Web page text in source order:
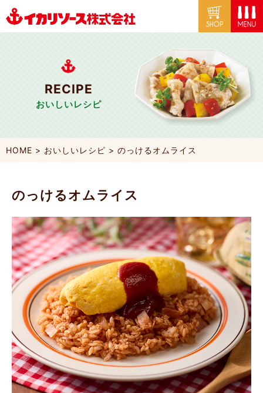
RECIPE
おいしいレシピ
HOME > おいしいレシピ > のっけるオムライス
のっけるオムライス